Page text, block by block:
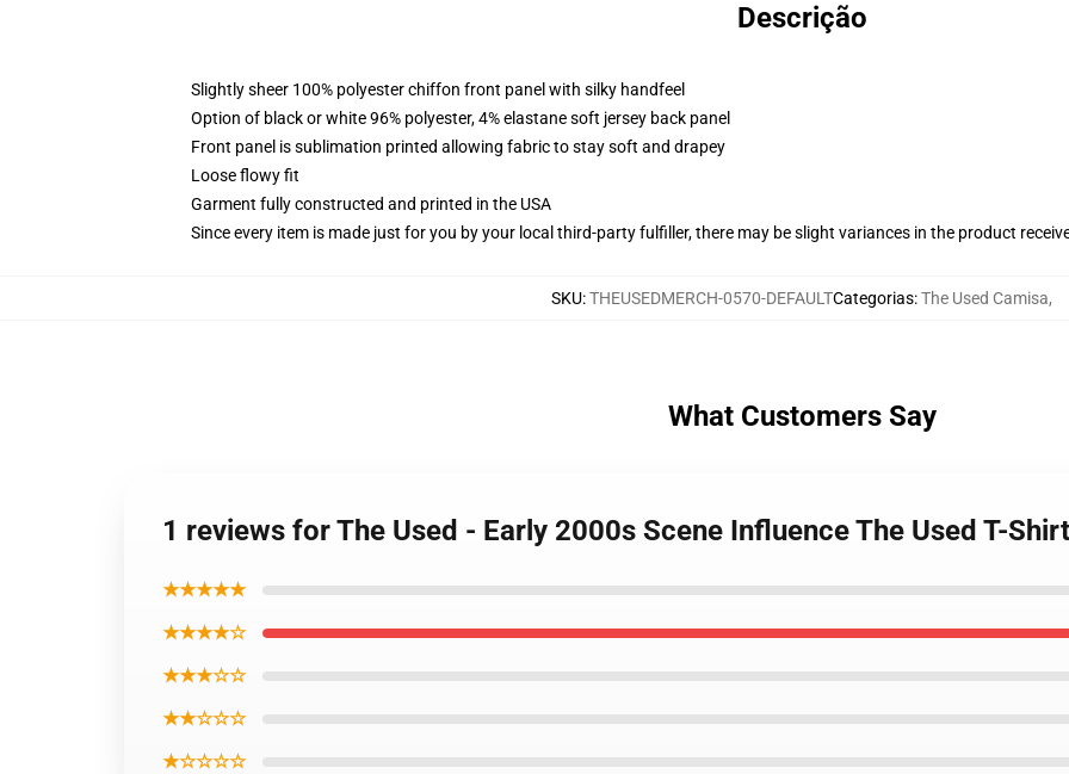
Descrição
Slightly sheer 100% polyester chiffon front panel with silky handfeel
Option of black or white 96% polyester, 4% elastane soft jersey back panel
Front panel is sublimation printed allowing fabric to stay soft and drapey
Loose flowy fit
Garment fully constructed and printed in the USA
Since every item is made just for you by your local third-party fulfiller, there may be slight variances in the product
SKU:THEUSEDMERCH-0570-DEFAULTCategorias:The Used Camisa,
What Customers Say
1 reviews for The Used - Early 2000s Scene Influence The Used T-Shirt
★★★★★
★★★★☆
★★★☆☆
★★☆☆☆
★☆☆☆☆